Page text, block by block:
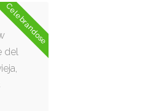
Celebrandose
del